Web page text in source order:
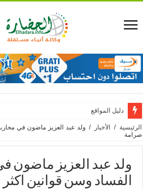
دليل المواقع
الرئيسية / الأخبار / ولد عبد العزيز ماضون في
صرامة
ولد عبد العزيز ماضون
الفساد وسن قوانين